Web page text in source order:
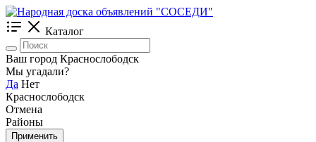
Каталог
Ваш город Краснослободск
Мы угадали?
Да Нет
Краснослободск
Отмена
Районы
Применить